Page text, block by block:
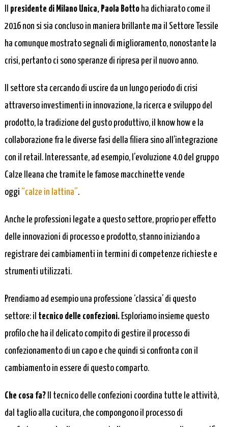
presidente di Milano Unica, Paola Botto ha dichiarato come il
2016 non si sia concluso in maniera brillante ma il Settore Tessile
ha comunque mostrato segnali di miglioramento, nonostante la
crisi, pertanto ci sono speranze di ripresa per il nuovo anno.
Il settore sta cercando di uscire da un lungo periodo di crisi
attraverso investimenti in innovazione, la ricerca e sviluppo del
prodotto, la tradizione del gusto produttivo, il know how e la
collaborazione fra le diverse fasi della filiera sino all’integrazione
con il retail. Interessante, ad esempio, l’evoluzione 4.0 del gruppo
Calze Ileana che tramite le famose macchinette vende
oggi “calze in lattina”.
Anche le professioni legate a questo settore, proprio per effetto
delle innovazioni di processo e prodotto, stanno iniziando a
registrare dei cambiamenti in termini di competenze richieste e
strumenti utilizzati.
Prendiamo ad esempio una professione ‘classica’ di questo
settore: il tecnico delle confezioni. Esploriamo insieme questo
profilo che ha il delicato compito di gestire il processo di
confezionamento di un capo e che quindi si confronta con il
cambiamento in essere di questo comparto.
Che cosa fa?
Il tecnico delle confezioni coordina tutte le attività,
dal taglio alla cucitura, che compongono il processo di